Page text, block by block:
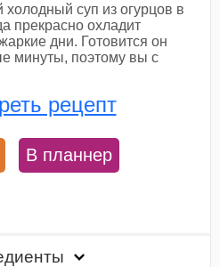
суп из огурцов в
прекрасно охладит
дни. Готовится он
минуты, поэтому вы с
рецепт
В планнер